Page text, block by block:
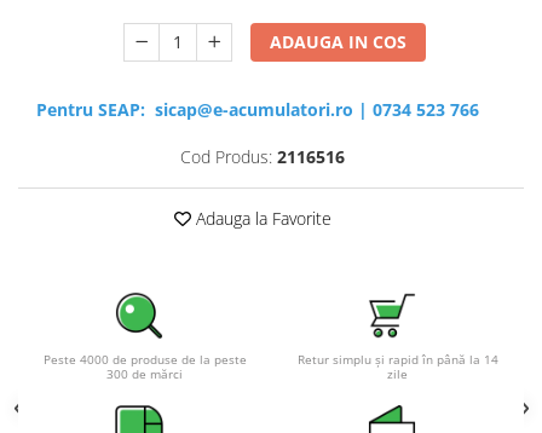
ADAUGA IN COS
Pentru SEAP: sicap@e-acumulatori.ro | 0734 523 766
Cod Produs: 2116516
Adauga la Favorite
Peste 4000 de produse de la peste
300 de mărci
Retur simplu și rapid în până la 14
zile